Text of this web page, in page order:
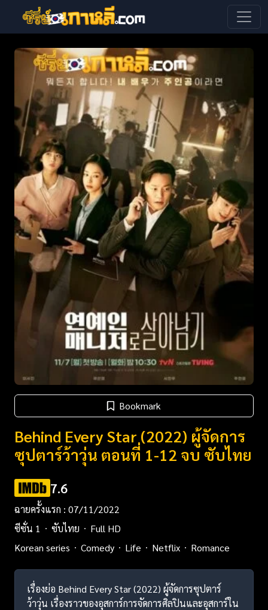
Bookmark
Behind Every Star (2022) ผู้จัดการ
ซุปตาร์ว้าวุ่น ตอนที่ 1-12 จบ ซับไทย
7.6
ฉายครั้งแรก : 07/11/2022
ซีซั่น 1
ซับไทย
Full HD
Korean series
Comedy Life Netflix Romance
เรื่องย่อ Behind Every Star (2022) ผู้จัดการซุปตาร์
ว้าวุ่น เรื่องราวของอุสการ์การจัดการศิลปินและอุสการ์ใน